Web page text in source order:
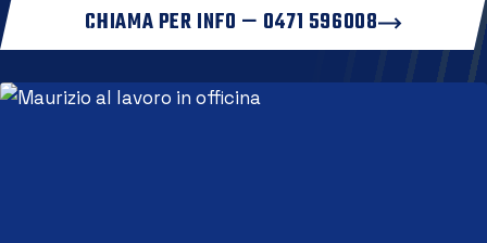
CHIAMA PER INFO — 0471 596008